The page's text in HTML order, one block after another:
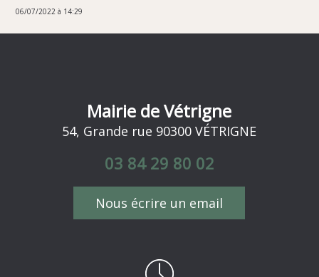
06/07/2022 à 14:29
Mairie de Vétrigne
54, Grande rue 90300 VÉTRIGNE
03 84 29 80 02
Nous écrire un email